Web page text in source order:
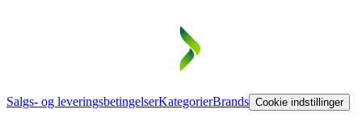
Salgs- og leveringsbetingelserKategorierBrands Cookie indstillinger